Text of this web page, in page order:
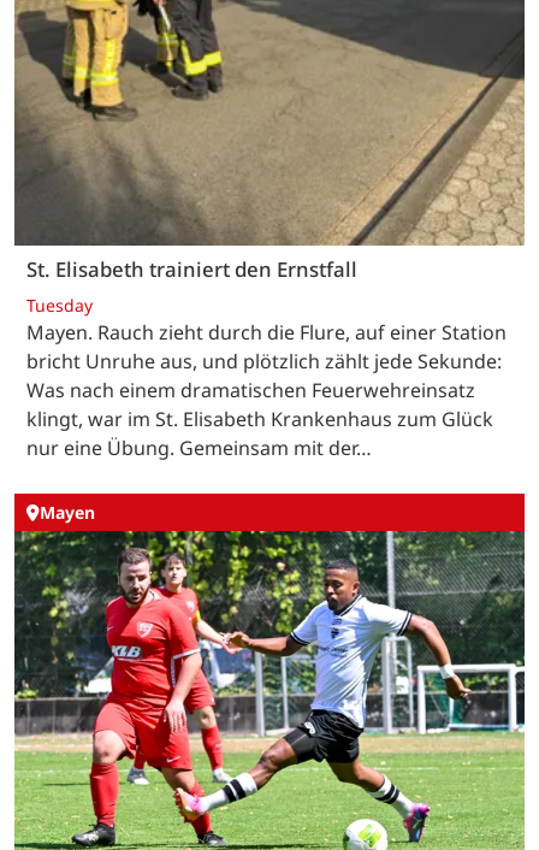
St. Elisabeth trainiert den Ernstfall
Tuesday
Mayen. Rauch zieht durch die Flure, auf einer Station
bricht Unruhe aus, und plötzlich zählt jede Sekunde:
Was nach einem dramatischen Feuerwehreinsatz
klingt, war im St. Elisabeth Krankenhaus zum Glück
nur eine Übung. Gemeinsam mit der…
Mayen